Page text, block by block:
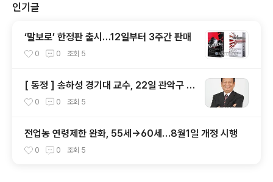
인기글
‘말보로’ 한정판 출시…12일부터 3주간 판매
0 0 조회 5
[ 동정 ] 송하성 경기대 교수, 22일 관악구 공
유촉진위원회 참석
0 0 조회 5
전업농 연령제한 완화, 55세→60세…8월1일 개정 시행
0 0 조회 5